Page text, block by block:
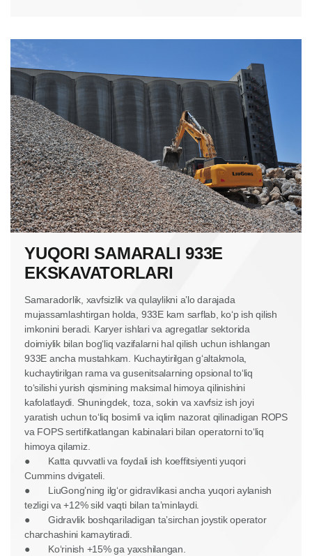
YUQORI SAMARALI 933E
EKSKAVATORLARI
Samaradorlik, xavfsizlik va qulaylikni aʼlo darajada
mujassamlashtirgan holda, 933E kam sarflab, koʻp ish qilish
imkonini beradi. Karyer ishlari va agregatlar sektorida
doimiylik bilan bogʻliq vazifalarni hal qilish uchun ishlangan
933E ancha mustahkam. Kuchaytirilgan gʻaltakmola,
kuchaytirilgan rama va gusenitsalarning opsional toʻliq
toʻsilishi yurish qismining maksimal himoya qilinishini
kafolatlaydi. Shuningdek, toza, sokin va xavfsiz ish joyi
yaratish uchun toʻliq bosimli va iqlim nazorat qilinadigan ROPS
va FOPS sertifikatlangan kabinalari bilan operatorni toʻliq
himoya qilamiz.
● Katta quvvatli va foydali ish koeffitsiyenti yuqori
Cummins dvigateli.
● LiuGong’ning ilgʻor gidravlikasi ancha yuqori aylanish
tezligi va +12% sikl vaqti bilan taʼminlaydi.
●Gidravlik boshqariladigan taʼsirchan joystik operator
charchashini kamaytiradi.
● Koʻrinish +15% ga yaxshilangan.